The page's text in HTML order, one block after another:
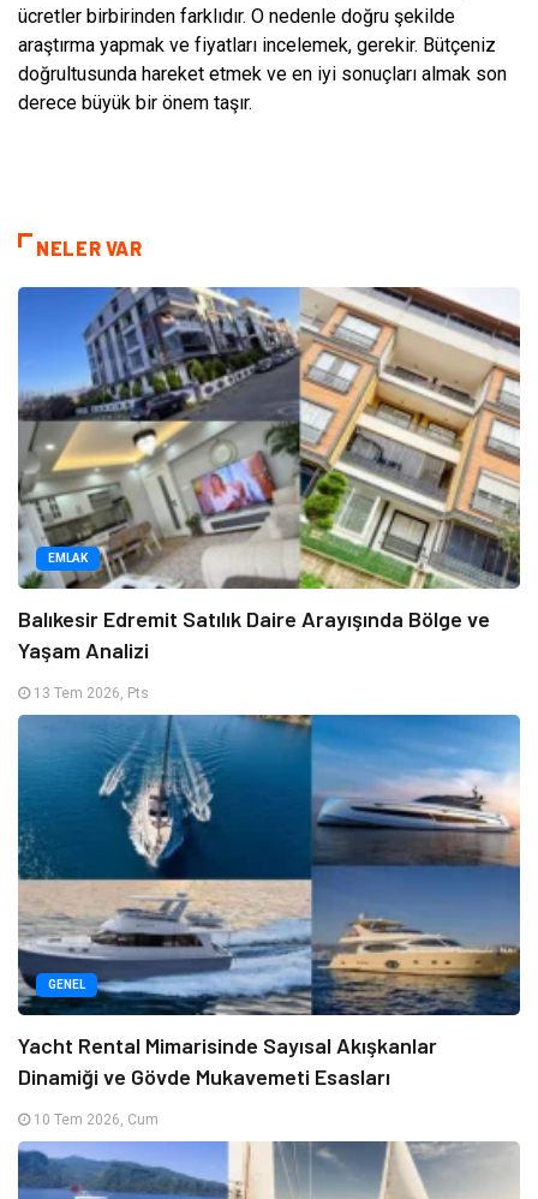
ücretler birbirinden farklıdır. O nedenle doğru şekilde
araştırma yapmak ve fiyatları incelemek, gerekir. Bütçeniz
doğrultusunda hareket etmek ve en iyi sonuçları almak son
derece büyük bir önem taşır.
NELER VAR
EMLAK
Balıkesir Edremit Satılık Daire Arayışında Bölge ve
Yaşam Analizi
13 Tem 2026, Pts
GENEL
Yacht Rental Mimarisinde Sayısal Akışkanlar
Dinamiği ve Gövde Mukavemeti Esasları
10 Tem 2026, Cum